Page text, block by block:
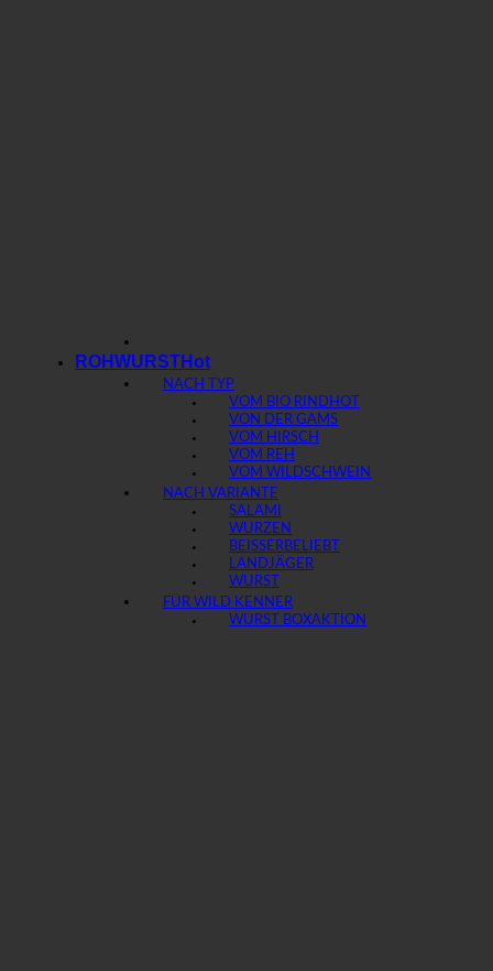
ROHWURST
NACH TYP
VOM BIO RIND
VON DER GAMS
VOM HIRSCH
VOM REH
VOM WILDSCHWEIN
NACH VARIANTE
SALAMI
WURZEN
BEISSER
LANDJÄGER
WURST
FÜR WILD KENNER
WURST BOX